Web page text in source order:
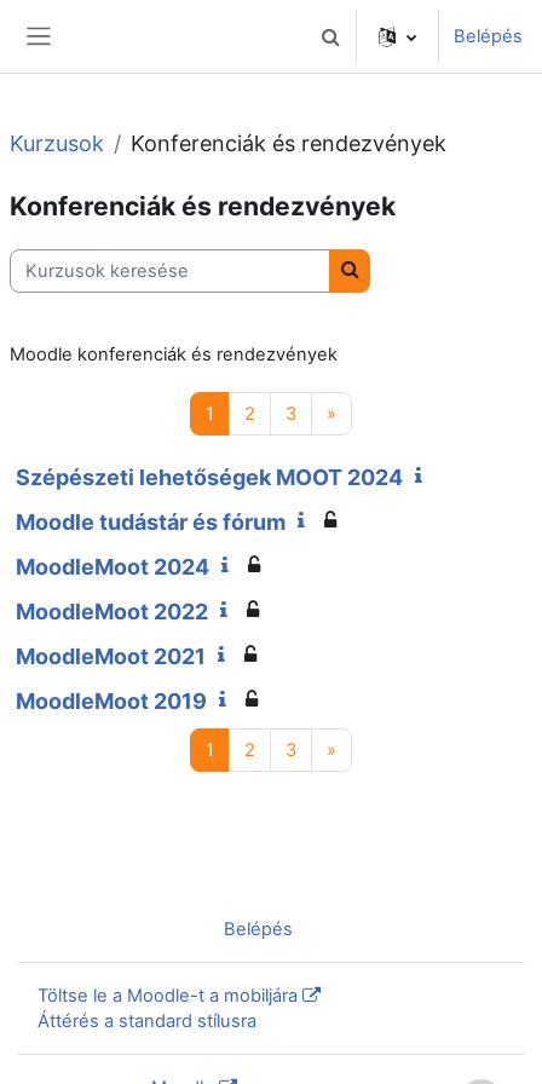
Keresési bemeneti adatok
Belépés
Kurzusok Konferenciák és rendezvények
Konferenciák és rendezvények
Kurzusok keresése
Kurzusok keresése
Moodle konferenciák és rendezvények
1 1 oldal
2 2 oldal
33 oldal
»
Szépészeti lehetőségek MOOT 2024
Moodle tudástár és fórum
MoodleMoot 2024
MoodleMoot 2022
MoodleMoot 2021
MoodleMoot 2019
1 1 oldal
2 2 oldal
33 oldal
»
Belépés
Töltse le a Moodle-t a mobiljára
Áttérés a standard stílusra